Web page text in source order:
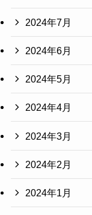
2024年7月
2024年6月
2024年5月
2024年4月
2024年3月
2024年2月
2024年1月